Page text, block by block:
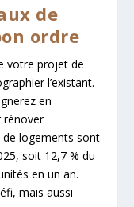
de
ordre
votre projet de
l’existant.
en
rénover
de logements sont
soit 12,7 % du
en un an.
mais aussi